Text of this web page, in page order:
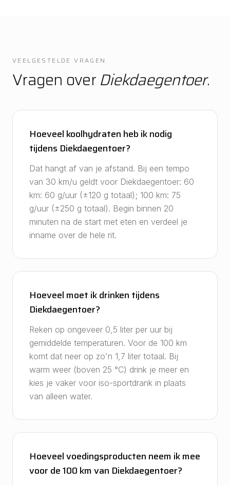
VEELGESTELDE VRAGEN
Vragen overDiekdaegentoer.
Hoeveel koolhydraten heb ik nodig
tijdens Diekdaegentoer?
Dat hangt af van je afstand. Bij een tempo
van 30 km/u geldt voor Diekdaegentoer: 60
km: 60 g/uur (±120 g totaal); 100 km: 75
g/uur (±250 g totaal). Begin binnen 20
minuten na de start met eten en verdeel je
inname over de hele rit.
Hoeveel moet ik drinken tijdens
Diekdaegentoer?
Reken op ongeveer 0,5 liter per uur bij
gemiddelde temperaturen. Voor de 100 km
komt dat neer op zo'n 1,7 liter totaal. Bij
warm weer (boven 25 °C) drink je meer en
kies je vaker voor iso-sportdrank in plaats
van alleen water.
Hoeveel voedingsproducten neem ik mee
voor de 100 km van Diekdaegentoer?